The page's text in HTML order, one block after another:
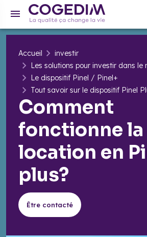
Accueil
investir
Les solutions pour investir dans le
Le dispositif Pinel / Pinel+
Tout savoir sur le dispositif Pinel
Comment
fonctionne la
location en
plus?
Être contacté